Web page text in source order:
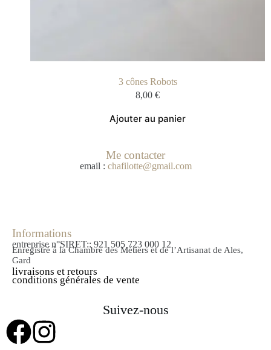
3 cônes Robots
8,00 €
Ajouter au panier
Me contacter
email : chafilotte@gmail.com
Informations
entreprise n°SIRET:: 921 505 723 000 12
Enregistré à la Chambre des Métiers et de l’Artisanat de Ales,
Gard
livraisons et retours
conditions générales de vente
Suivez-nous